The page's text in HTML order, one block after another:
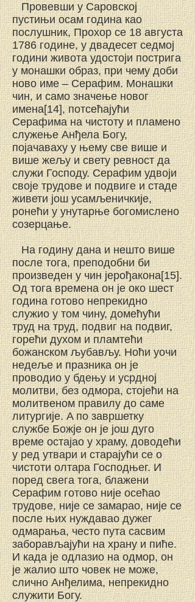
Провевши у Саровској
пустињи осам година као
послушник, Прохор се 18 августа
1786 године, у двадесет седмој
години живота удостоји пострига
у монашки образ, при чему доби
ново име – Серафим. Монашки
чин, и само значење новог
имена[14], потсећајући
Серафима на чистоту и пламено
служење Анђела Богу,
појачаваху у њему све више и
више жељу и свету ревност да
служи Господу. Серафим удвоји
своје трудове и подвиге и стаде
живети још усамљеничкије,
ронећи у унутарње богомислено
созерцање.
На годину дана и нешто више
после тога, преподобни би
произведен у чин јерођакона[15].
Од тога времена он је око шест
година готово непрекидно
служио у том чину, домећући
труд на труд, подвиг на подвиг,
горећи духом и пламтећи
божанском љубављу. Ноћи уочи
недеље и празника он је
проводио у бдењу и усрдној
молитви, без одмора, стојећи на
молитвеном правилу до саме
литургије. A пo завршетку
службе Божје он је још дуго
време остајао у храму, доводећи
у ред утвари и старајући се о
чистоти олтара Господњег. И
поред свега тога, блажени
Серафим готово није осећао
трудове, није се замарао, није се
после њих нуждавао дужег
одмарања, често пута сасвим
заборављајући на храну и пиће.
И када је одлазио на одмор, он
је жалио што човек не може,
слично Анђелима, непрекидно
служити Богу.